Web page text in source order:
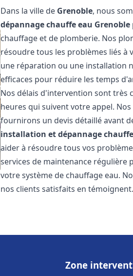
Dans la ville de Grenoble, nous
dépannage chauffe eau Grenoble
chauffage et de plomberie. Nos
résoudre tous les problèmes liés à
une réparation ou une installation
efficaces pour réduire les temps
Nos délais d'intervention sont très
heures qui suivent votre appel.
fournirons un devis détaillé avant
installation et dépannage
aider à résoudre tous vos
services de maintenance régulière
votre système de chauffage eau.
nos clients satisfaits en
Zone